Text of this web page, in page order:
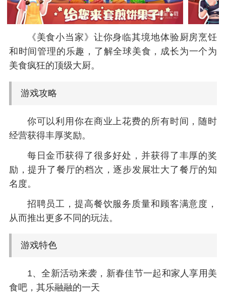
《美食小当家》让你身临其境地体验厨房烹饪
和时间管理的乐趣，了解全球美食，成长为一个为
美食疯狂的顶级大厨。
游戏攻略
你可以利用你在商业上花费的所有时间，随时
经营获得丰厚奖励。
每日金币获得了很多好处，并获得了丰厚的奖
励，提升了餐厅的档次，逐步发展壮大了餐厅的知
名度。
招聘员工，提高餐饮服务质量和顾客满意度，
从而推出更多不同的玩法。
游戏特色
1、全新活动来袭，新春佳节一起和家人享用美
食吧，其乐融融的一天